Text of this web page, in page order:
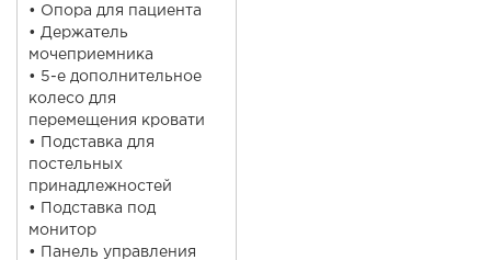
• Опора для пациента
• Держатель
мочеприемника
• 5-е дополнительное
колесо для
перемещения кровати
• Подставка для
постельных
принадлежностей
• Подставка под
монитор
• Панель управления